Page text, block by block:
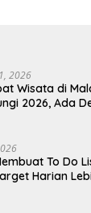
2026
Wisata di
2026, Ada
To Do
Harian